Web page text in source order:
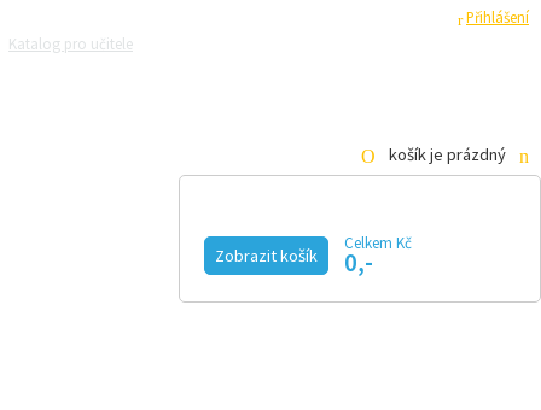
Přihlášení
Katalog pro učitele
košík je prázdný
Zobrazit košík
Celkem Kč
0,-